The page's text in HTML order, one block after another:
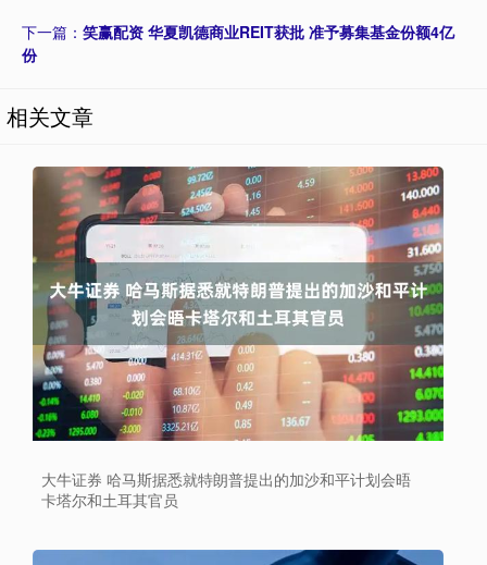
下一篇： 笑赢配资 华夏凯德商业REIT获批 准予募集基金份额4亿
份
相关文章
大牛证券 哈马斯据悉就特朗普提出的加沙和平计划会晤
卡塔尔和土耳其官员